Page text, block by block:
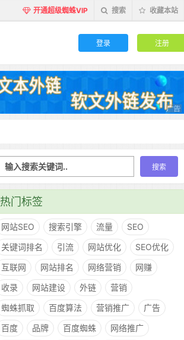
开通超级蜘蛛VIP 搜索 收藏本站
登录 注册
热门标签
网站SEO 搜索引擎 流量
SEO
关键词排名
引流 网站优化
SEO优化
互联网
网站排名 网络营销
网赚
收录
网站建设 外链
营销
蜘蛛抓取
百度算法 营销推广
广告
百度
品牌 百度蜘蛛
网络推广